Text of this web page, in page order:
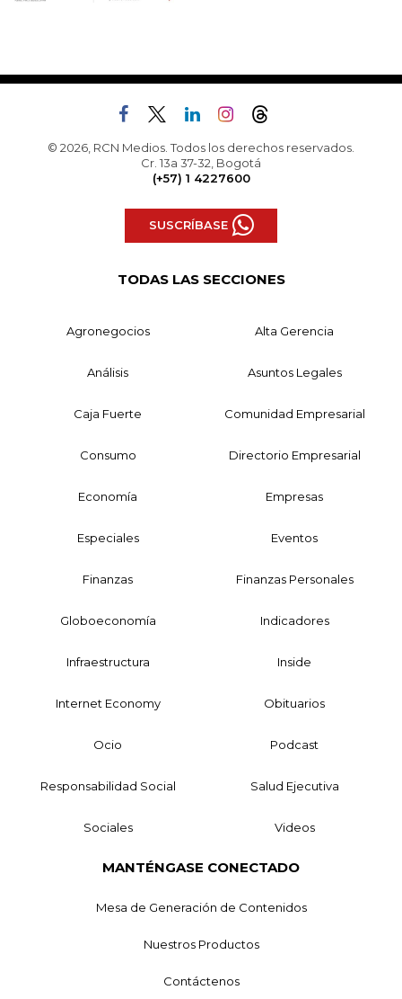
© 2026, RCN Medios. Todos los derechos reservados.
Cr. 13a 37-32, Bogotá
(+57) 1 4227600
SUSCRÍBASE
TODAS LAS SECCIONES
Agronegocios Alta Gerencia
Análisis Asuntos Legales
Caja Fuerte Comunidad Empresarial
Consumo Directorio Empresarial
Economía Empresas
Especiales Eventos
Finanzas Finanzas Personales
Globoeconomía Indicadores
Infraestructura Inside
Internet Economy Obituarios
Ocio Podcast
Responsabilidad Social Salud Ejecutiva
Sociales Videos
MANTÉNGASE CONECTADO
Mesa de Generación de Contenidos
Nuestros Productos
Contáctenos